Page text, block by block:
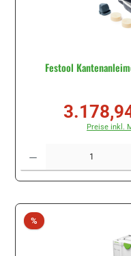
Festool
Verkaufspreis:
Preise inkl.
%Rabatt